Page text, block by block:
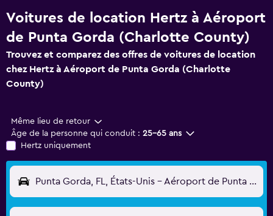
Voitures de location Hertz à Aéroport
de Punta Gorda (Charlotte County)
Trouvez et comparez des offres de voitures de location
chez Hertz à Aéroport de Punta Gorda (Charlotte
County)
Même lieu de retour
Âge de la personne qui conduit : 25-65 ans
Hertz uniquement
Punta Gorda, FL, États-Unis - Aéroport de Punta Gorda (Charlotte County) (PGD)